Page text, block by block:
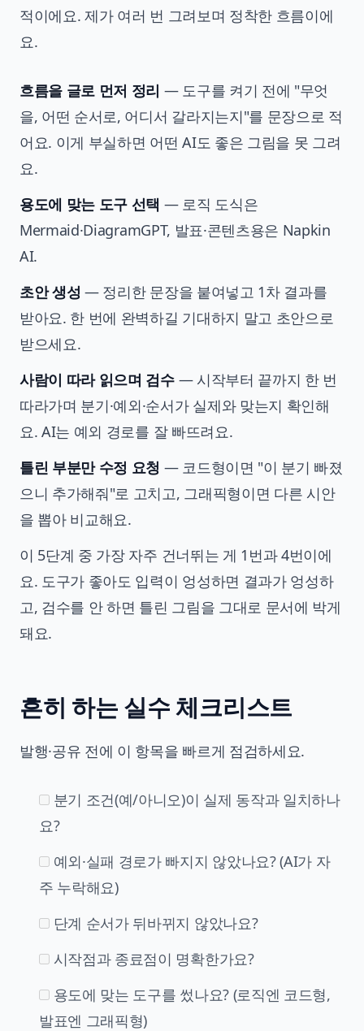
적이에요. 제가 여러 번 그려보며 정착한 흐름이에
요.
흐름을 글로 먼저 정리 — 도구를 켜기 전에 "무엇
을, 어떤 순서로, 어디서 갈라지는지"를 문장으로 적
어요. 이게 부실하면 어떤 AI도 좋은 그림을 못 그려
요.
용도에 맞는 도구 선택 — 로직 도식은
Mermaid·DiagramGPT, 발표·콘텐츠용은 Napkin
AI.
초안 생성 — 정리한 문장을 붙여넣고 1차 결과를
받아요. 한 번에 완벽하길 기대하지 말고 초안으로
받으세요.
사람이 따라 읽으며 검수— 시작부터 끝까지 한 번
따라가며 분기·예외·순서가 실제와 맞는지 확인해
요. AI는 예외 경로를 잘 빠뜨려요.
틀린 부분만 수정 요청 — 코드형이면 "이 분기 빠졌
으니 추가해줘"로 고치고, 그래픽형이면 다른 시안
을 뽑아 비교해요.
이 5단계 중 가장 자주 건너뛰는 게 1번과 4번이에
요. 도구가 좋아도 입력이 엉성하면 결과가 엉성하
고, 검수를 안 하면 틀린 그림을 그대로 문서에 박게
돼요.
흔히 하는 실수 체크리스트
발행·공유 전에 이 항목을 빠르게 점검하세요.
분기 조건(예/아니오)이 실제 동작과 일치하나
요?
예외·실패 경로가 빠지지 않았나요? (AI가 자
주 누락해요)
단계 순서가 뒤바뀌지 않았나요?
시작점과 종료점이 명확한가요?
용도에 맞는 도구를 썼나요? (로직엔 코드형,
발표엔 그래픽형)